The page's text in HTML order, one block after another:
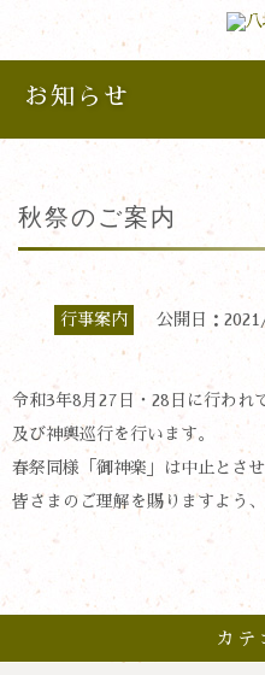
お知らせ
秋祭のご案内
行事案内 公開日：
令和3年8月27日・28日に行われ
及び神輿巡行を行います。
春祭同様「御神楽」は中止とさせ
皆さまのご理解を賜りますよう
カテ